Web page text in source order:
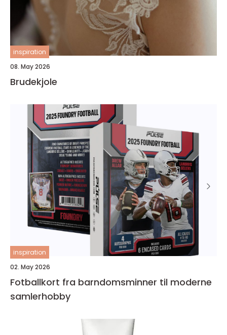
inspiration
08. May 2026
Brudekjole
inspiration
02. May 2026
Fotballkort fra barndomsminner til moderne
samlerhobby